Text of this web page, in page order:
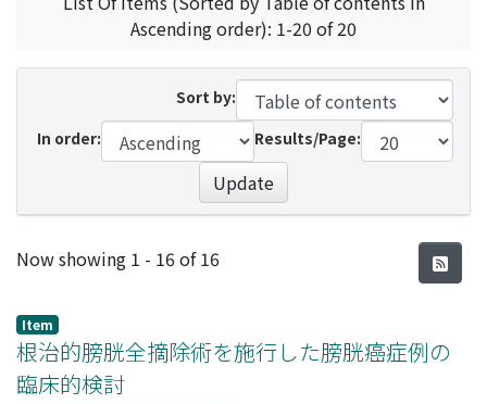
Ascending order): 1-20 of 20
Sort by:
In order:
Results/Page:
Update
Recent Submissions
Now showing 1 - 16 of 16
Item
根治的膀胱全摘除術を施行した膀胱癌症例の
臨床的検討